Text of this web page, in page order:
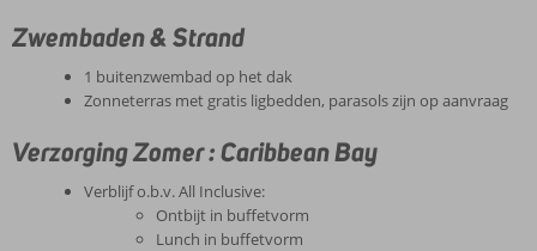
Zwembaden & Strand
1 buitenzwembad op het dak
Zonneterras met gratis ligbedden, parasols zijn op aanvraag
Verzorging Zomer : Caribbean Bay
Verblijf o.b.v. All Inclusive:
Ontbijt in buffetvorm
Lunch in buffetvorm